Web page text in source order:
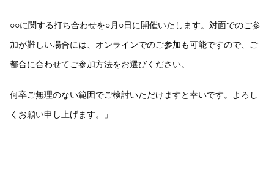
○○に関する打ち合わせを○月○日に開催いたします。対面でのご参
加が難しい場合には、オンラインでのご参加も可能ですので、ご
都合に合わせてご参加方法をお選びください。
何卒ご無理のない範囲でご検討いただけますと幸いです。よろし
くお願い申し上げます。」